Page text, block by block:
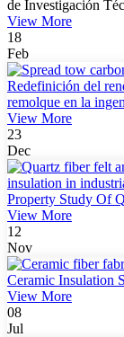
de Investigación
View More
18
Feb
Redefinición del
remolque en la
View More
23
Dec
Property Study Of
View More
12
Nov
Ceramic Insulation
View More
08
Jul